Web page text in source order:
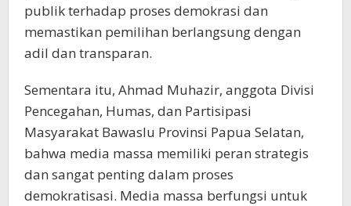
publik terhadap proses demokrasi dan
memastikan pemilihan berlangsung dengan
adil dan transparan.
Sementara itu, Ahmad Muhazir, anggota Divisi
Pencegahan, Humas, dan Partisipasi
Masyarakat Bawaslu Provinsi Papua Selatan,
bahwa media massa memiliki peran strategis
dan sangat penting dalam proses
demokratisasi. Media massa berfungsi untuk